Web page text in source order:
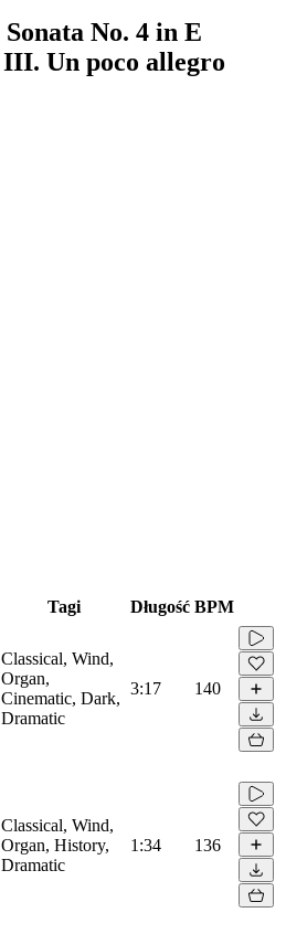
No. 4 in E
Un poco allegro
Tagi Długość BPM
Classical, Wind,
Organ,
Cinematic, Dark,
Dramatic
3:17 140
Classical, Wind,
Organ, History,
Dramatic
1:34 136